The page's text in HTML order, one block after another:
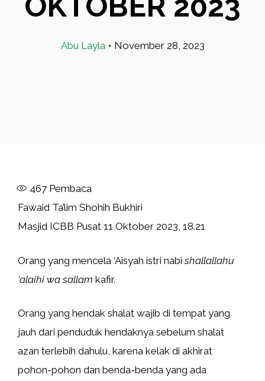
Abu Layla • November 28, 2023
467Pembaca
Fawaid Ta’lim Shohih Bukhiri
Masjid ICBB Pusat 11 Oktober 2023, 18.21
Orang yang mencela ‘Aisyah istri nabishallallahu
‘alaihi wa sallam kafir.
Orang yang hendak shalat wajib di tempat yang
jauh dari penduduk hendaknya sebelum shalat
azan terlebih dahulu, karena kelak di akhirat
pohon-pohon dan benda-benda yang ada